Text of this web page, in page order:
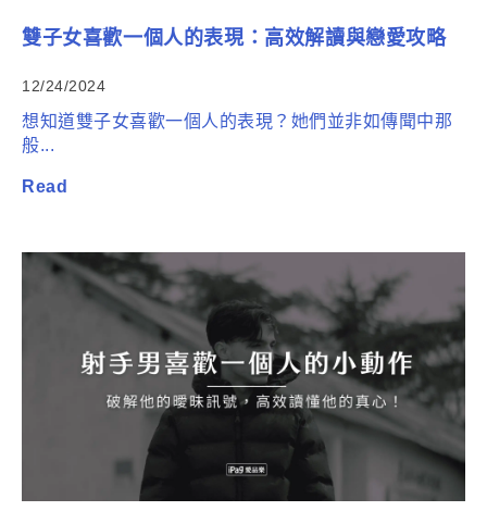
雙子女喜歡一個人的表現：高效解讀與戀愛攻略
12/24/2024
想知道雙子女喜歡一個人的表現？她們並非如傳聞中那
般...
Read